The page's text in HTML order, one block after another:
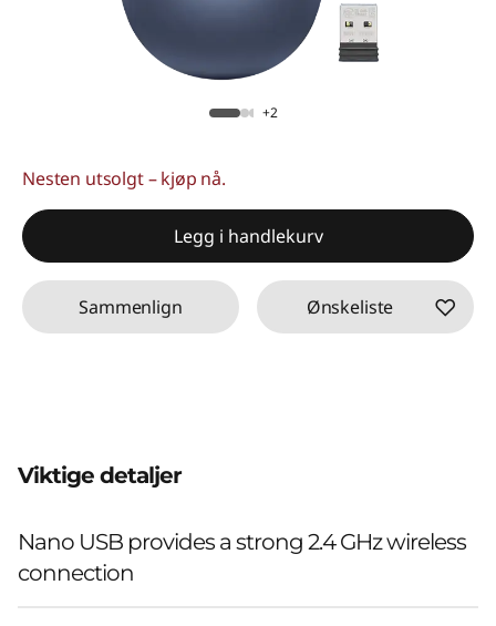
+2
Nesten utsolgt – kjøp nå.
Legg i handlekurv
Sammenlign Ønskeliste
Viktige detaljer
Nano USB provides a strong 2.4 GHz wireless
connection